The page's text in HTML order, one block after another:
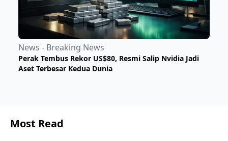
News - Breaking News
Perak Tembus Rekor US$80, Resmi Salip Nvidia Jadi
Aset Terbesar Kedua Dunia
Most Read